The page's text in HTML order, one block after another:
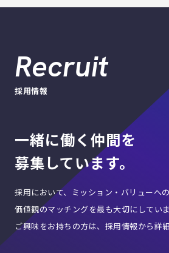
Recruit
採用情報
一緒に働く仲間を
募集しています。
採用において、ミッション・バリューへの
価値観のマッチングを最も大切にしていま
ご興味をお持ちの方は、採用情報から詳